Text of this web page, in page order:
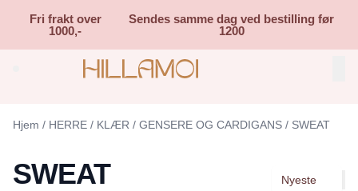
Fri frakt over
1000,-
Sendes samme dag ved bestilling før
1200
Search (⌘K)
Hjem / HERRE / KLÆR / GENSERE OG CARDIGANS / SWEAT
SWEAT Nyeste